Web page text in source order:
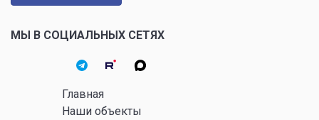
МЫ В СОЦИАЛЬНЫХ СЕТЯХ
Главная
Наши объекты